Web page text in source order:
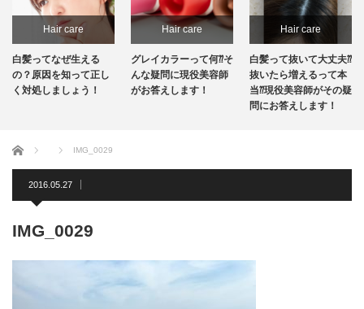
Hair care
白髪ってなぜ生える
の？原因を知って正し
く対処しましょう！
Hair care
グレイカラーって何⁇そ
んな疑問に現役美容師
がお答えします！
Hair care
白髪って抜いて大丈夫⁇
抜いたら増えるって本
当⁇現役美容師がその疑
問にお答えします！
ホーム IMG_0029
2016.05.27
IMG_0029